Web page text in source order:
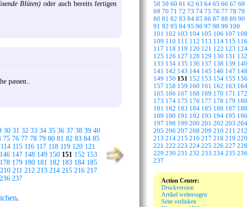
Blüten) oder auch bereits fertigen
passen..
30 31 32 33 34 35 36 37 38 39 40
75 76 77 78 79 80 81 82 83 84 85
114 115 116 117 118 119 120 121
146 147 148 149 150 151 152 153
178 179 180 181 182 183 184 185
210 211 212 213 214 215 216 217
236 237
.
58 59 60 61 62 63 64 65 66 67 68
69 70 71 72 73 74 75 76 77 78 79
80 81 82 83 84 85 86 87 88 89 90
91 92 93 94 95 96 97 98 99 100
101 102 103 104 105 106 107 108
109 110 111 112 113 114 115 116
117 118 119 120 121 122 123 124
125 126 127 128 129 130 131 132
133 134 135 136 137 138 139 140
141 142 143 144 145 146 147 148
149 150 151 152 153 154 155 156
157 158 159 160 161 162 163 164
165 166 167 168 169 170 171 172
173 174 175 176 177 178 179 180
181 182 183 184 185 186 187 188
189 190 191 192 193 194 195 196
197 198 199 200 201 202 203 204
205 206 207 208 209 210 211 212
213 214 215 216 217 218 219 220
221 222 223 224 225 226 227 228
229 230 231 232 233 234 235 236
237
Action Center:
Druckversion
Artikel weitersagen
Seite verlinken